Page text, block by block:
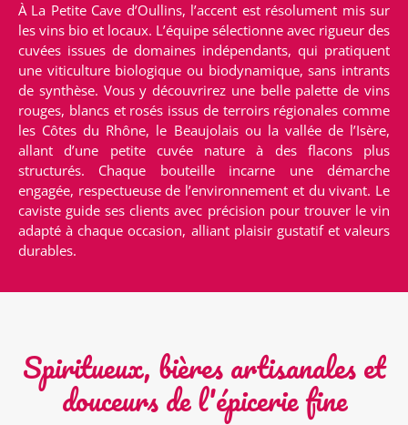
À La Petite Cave d’Oullins, l’accent est résolument mis sur
les vins bio et locaux. L’équipe sélectionne avec rigueur des
cuvées issues de domaines indépendants, qui pratiquent
une viticulture biologique ou biodynamique, sans intrants
de synthèse. Vous y découvrirez une belle palette de vins
rouges, blancs et rosés issus de terroirs régionales comme
les Côtes du Rhône, le Beaujolais ou la vallée de l’Isère,
allant d’une petite cuvée nature à des flacons plus
structurés. Chaque bouteille incarne une démarche
engagée, respectueuse de l’environnement et du vivant. Le
caviste guide ses clients avec précision pour trouver le vin
adapté à chaque occasion, alliant plaisir gustatif et valeurs
durables.
Spiritueux, bières artisanales et
douceurs de l'épicerie fine